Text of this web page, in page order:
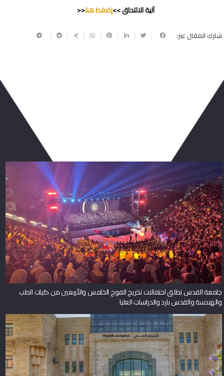
آلية الالتحاق >>إضغط هنا<<
شارك المقال عبر:
جامعة القدس تطلق احتفالات تخريج الفوج الخامس والأربعين من كليات الطب
والهندسة والقدس بارد والدراسات العليا